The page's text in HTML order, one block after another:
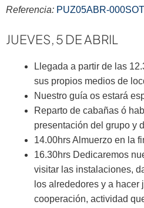
Referencia: PUZ05ABR-000SOT
JUEVES, 5 DE ABRIL
Llegada a partir de las
sus propios medios de
Nuestro guía os estará
Reparto de cabañas ó
presentación del grupo y
14.00hrs Almuerzo en la
16.30hrs Dedicaremos
visitar las instalaciones,
los alrededores y a
cooperación, actividad